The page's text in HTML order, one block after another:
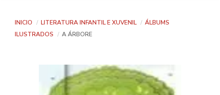
INICIO LITERATURA INFANTIL E XUVENIL
ÁLBUMS
ILUSTRADOS
A ÁRBORE